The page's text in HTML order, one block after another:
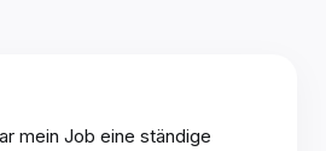
mein Job eine ständige